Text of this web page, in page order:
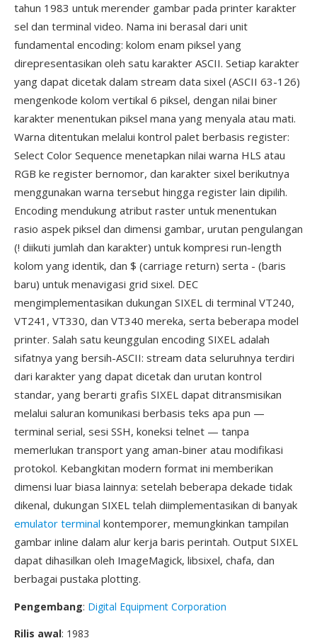
tahun 1983 untuk merender gambar pada printer karakter
sel dan terminal video. Nama ini berasal dari unit
fundamental encoding: kolom enam piksel yang
direpresentasikan oleh satu karakter ASCII. Setiap karakter
yang dapat dicetak dalam stream data sixel (ASCII 63-126)
mengenkode kolom vertikal 6 piksel, dengan nilai biner
karakter menentukan piksel mana yang menyala atau mati.
Warna ditentukan melalui kontrol palet berbasis register:
Select Color Sequence menetapkan nilai warna HLS atau
RGB ke register bernomor, dan karakter sixel berikutnya
menggunakan warna tersebut hingga register lain dipilih.
Encoding mendukung atribut raster untuk menentukan
rasio aspek piksel dan dimensi gambar, urutan pengulangan
(! diikuti jumlah dan karakter) untuk kompresi run-length
kolom yang identik, dan $ (carriage return) serta - (baris
baru) untuk menavigasi grid sixel. DEC
mengimplementasikan dukungan SIXEL di terminal VT240,
VT241, VT330, dan VT340 mereka, serta beberapa model
printer. Salah satu keunggulan encoding SIXEL adalah
sifatnya yang bersih-ASCII: stream data seluruhnya terdiri
dari karakter yang dapat dicetak dan urutan kontrol
standar, yang berarti grafis SIXEL dapat ditransmisikan
melalui saluran komunikasi berbasis teks apa pun —
terminal serial, sesi SSH, koneksi telnet — tanpa
memerlukan transport yang aman-biner atau modifikasi
protokol. Kebangkitan modern format ini memberikan
dimensi luar biasa lainnya: setelah beberapa dekade tidak
dikenal, dukungan SIXEL telah diimplementasikan di banyak
emulator terminal kontemporer, memungkinkan tampilan
gambar inline dalam alur kerja baris perintah. Output SIXEL
dapat dihasilkan oleh ImageMagick, libsixel, chafa, dan
berbagai pustaka plotting.
Pengembang: Digital Equipment Corporation
Rilis awal: 1983